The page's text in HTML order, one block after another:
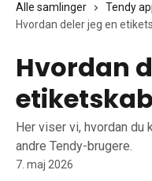
Alle samlinger
Tendy
Hvordan deler jeg en
Hvordan
Her viser vi, hvordan du
andre Tendy-brugere.
7. maj 2026